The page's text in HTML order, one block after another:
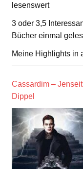
lesenswert
3 oder 3,5
Bücher einmal
Meine Highlights in
Cassardim –
Dippel